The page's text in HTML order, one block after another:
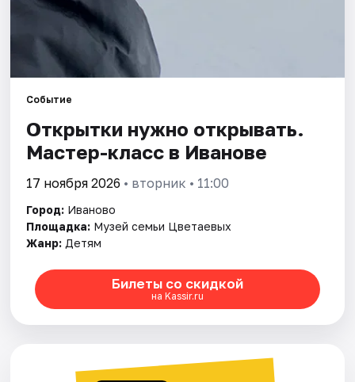
Событие
Открытки нужно открывать.
Мастер-класс в Иванове
17 ноября 2026 • вторник • 11:00
Город: Иваново
Площадка: Музей семьи Цветаевых
Жанр: Детям
Билеты со скидкой
на Kassir.ru